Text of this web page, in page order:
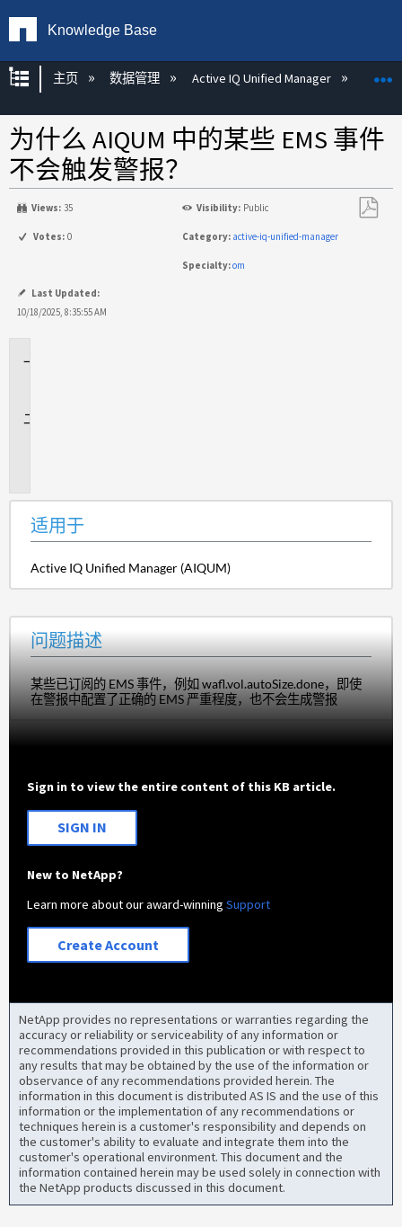
Knowledge Base
扩展/隐缩全局层次
主页 数据管理 Active IQ Unified Manager
为什么 AIQUM 中的某些 EMS 事件
不会触发警报？
Views: 35 Visibility: Public
Votes: 0 Category: active-iq-unified-manager
Specialty:om
Last Updated:
10/18/2025, 8:35:55 AM
适用于
Active IQ Unified Manager (AIQUM)
问题描述
某些已订阅的 EMS 事件，例如 wafl.vol.autoSize.done，即使
在警报中配置了正确的 EMS 严重程度，也不会生成警报
Sign in to view the entire content of this KB article.
SIGN IN
New to NetApp?
Learn more about our award-winningSupport
Create Account
NetApp provides no representations or warranties regarding the
accuracy or reliability or serviceability of any information or
recommendations provided in this publication or with respect to
any results that may be obtained by the use of the information or
observance of any recommendations provided herein. The
information in this document is distributed AS IS and the use of this
information or the implementation of any recommendations or
techniques herein is a customer's responsibility and depends on
the customer's ability to evaluate and integrate them into the
customer's operational environment. This document and the
information contained herein may be used solely in connection with
the NetApp products discussed in this document.